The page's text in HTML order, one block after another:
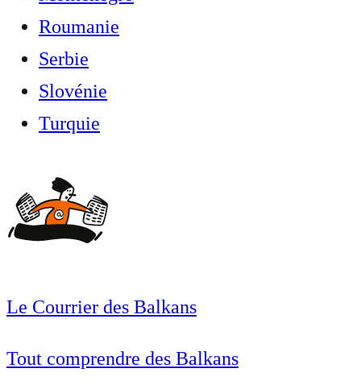
Roumanie
Serbie
Slovénie
Turquie
Le Courrier des Balkans
Tout comprendre des Balkans